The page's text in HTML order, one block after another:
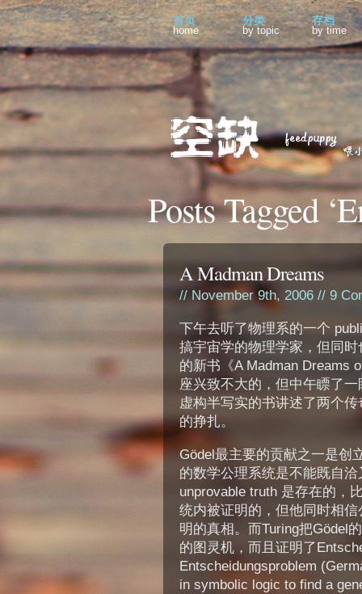
首页
home
分类
by topic
存档
by time
Posts Tagged
A Madman Dreams
// November 9th, 2006 // 9
下午去听了物理系的一个
搞宇宙学的物理学家，但同
的新书《A Madman Dreams
座兴致不大的，但中午瞟了
虚构半写实的书讲述了两个
的挣扎。
Gödel最主要的贡献之一是创
的数学公理系统是不能既自
unprovable truth 是存在的，
统内被证明的，但他同时相
明的真相。而Turing把Gödel
的图灵机，而且证明了
Entscheidungsproblem
in symbolic logic to find a